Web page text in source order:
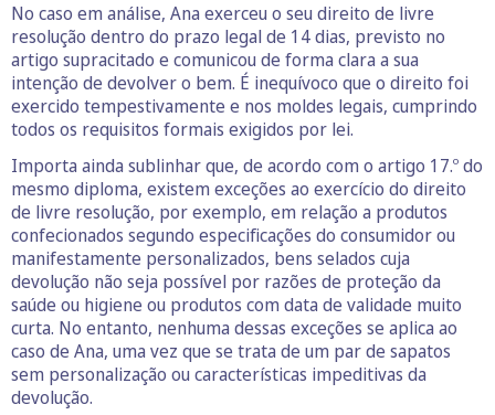
No caso em análise, Ana exerceu o seu direito de livre
resolução dentro do prazo legal de 14 dias, previsto no
artigo supracitado e comunicou de forma clara a sua
intenção de devolver o bem. É inequívoco que o direito foi
exercido tempestivamente e nos moldes legais, cumprindo
todos os requisitos formais exigidos por lei.
Importa ainda sublinhar que, de acordo com o artigo 17.º do
mesmo diploma, existem exceções ao exercício do direito
de livre resolução, por exemplo, em relação a produtos
confecionados segundo especificações do consumidor ou
manifestamente personalizados, bens selados cuja
devolução não seja possível por razões de proteção da
saúde ou higiene ou produtos com data de validade muito
curta. No entanto, nenhuma dessas exceções se aplica ao
caso de Ana, uma vez que se trata de um par de sapatos
sem personalização ou características impeditivas da
devolução.